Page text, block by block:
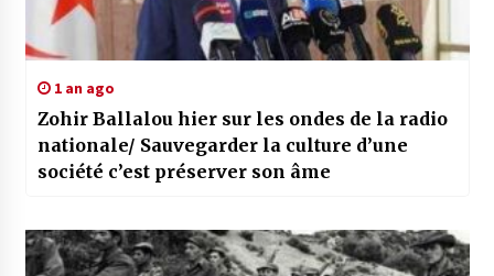
1 an ago
Zohir Ballalou hier sur les ondes de la radio
nationale/ Sauvegarder la culture d’une
société c’est préserver son âme